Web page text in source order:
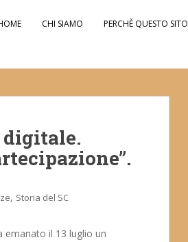
CHI SIAMO PERCHÈ QUESTO SITO
, Storia del SC
emanato il 13 luglio un